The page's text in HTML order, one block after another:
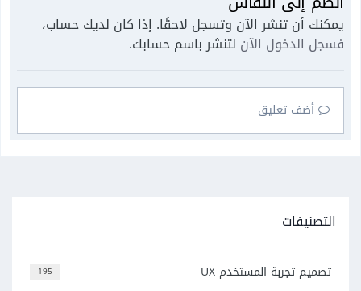
يمكنك أن تنشر الآن وتسجل لاحقًا. إذا كان لديك حساب،
فسجل الدخول الآن لتنشر باسم حسابك.
أضف تعليق
التصنيفات
195 تصميم تجربة المستخدم UX